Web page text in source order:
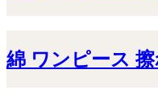
綿 ワンピース